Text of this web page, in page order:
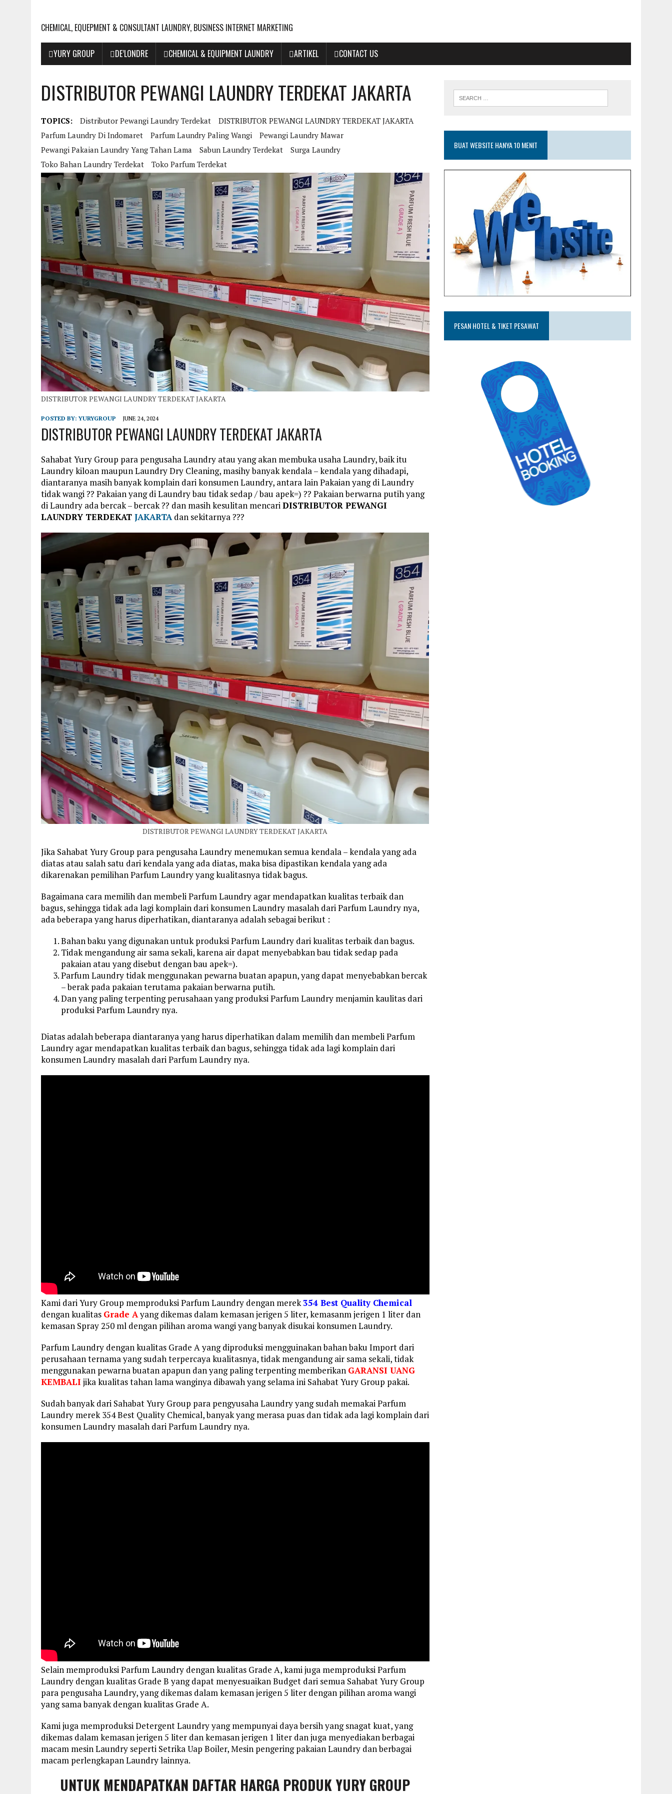
CHEMICAL, EQUEPMENT & CONSULTANT LAUNDRY, BUSINESS INTERNET MARKETING
YURY GROUP DE’LONDRE CHEMICAL & EQUIPMENT LAUNDRY ARTIKEL CONTACT US
DISTRIBUTOR PEWANGI LAUNDRY TERDEKAT JAKARTA
TOPICS: Distributor Pewangi Laundry Terdekat
DISTRIBUTOR PEWANGI LAUNDRY TERDEKAT JAKARTA
Parfum Laundry Di Indomaret
Parfum Laundry Paling Wangi
Pewangi Laundry Mawar
Pewangi Pakaian Laundry Yang Tahan Lama
Sabun Laundry Terdekat
Surga Laundry
Toko Bahan Laundry Terdekat
Toko Parfum Terdekat
DISTRIBUTOR PEWANGI LAUNDRY TERDEKAT JAKARTA
POSTED BY:YURYGROUP JUNE 24, 2024
DISTRIBUTOR PEWANGI LAUNDRY TERDEKAT JAKARTA
Sahabat Yury Group para pengusaha Laundry atau yang akan membuka usaha Laundry, baik itu
Laundry kiloan maupun Laundry Dry Cleaning, masihy banyak kendala – kendala yang dihadapi,
diantaranya masih banyak komplain dari konsumen Laundry, antara lain Pakaian yang di Laundry
tidak wangi ?? Pakaian yang di Laundry bau tidak sedap / bau apek=) ?? Pakaian berwarna putih yang
di Laundry ada bercak – bercak ?? dan masih kesulitan mencariDISTRIBUTOR PEWANGI
LAUNDRY TERDEKAT JAKARTAdan sekitarnya ???
DISTRIBUTOR PEWANGI LAUNDRY TERDEKAT JAKARTA
Jika Sahabat Yury Group para pengusaha Laundry menemukan semua kendala – kendala yang ada
diatas atau salah satu dari kendala yang ada diatas, maka bisa dipastikan kendala yang ada
dikarenakan pemilihan Parfum Laundry yang kualitasnya tidak bagus.
Bagaimana cara memilih dan membeli Parfum Laundry agar mendapatkan kualitas terbaik dan
bagus, sehingga tidak ada lagi komplain dari konsumen Laundry masalah dari Parfum Laundry nya,
ada beberapa yang harus diperhatikan, diantaranya adalah sebagai berikut :
Bahan baku yang digunakan untuk produksi Parfum Laundry dari kualitas terbaik dan bagus.
Tidak mengandung air sama sekali, karena air dapat menyebabkan bau tidak sedap pada
pakaian atau yang disebut dengan bau apek=).
Parfum Laundry tidak menggunakan pewarna buatan apapun, yang dapat menyebabkan bercak
– berak pada pakaian terutama pakaian berwarna putih.
Dan yang paling terpenting perusahaan yang produksi Parfum Laundry menjamin kaulitas dari
produksi Parfum Laundry nya.
Diatas adalah beberapa diantaranya yang harus diperhatikan dalam memilih dan membeli Parfum
Laundry agar mendapatkan kualitas terbaik dan bagus, sehingga tidak ada lagi komplain dari
konsumen Laundry masalah dari Parfum Laundry nya.
Kami dari Yury Group memproduksi Parfum Laundry dengan merek354 Best Quality Chemical
dengan kualitas Grade Ayang dikemas dalam kemasan jerigen 5 liter, kemasanm jerigen 1 liter dan
kemasan Spray 250 ml dengan pilihan aroma wangi yang banyak disukai konsumen Laundry.
Parfum Laundry dengan kualitas Grade A yang diproduksi mengguinakan bahan baku Import dari
perusahaan ternama yang sudah terpercaya kualitasnya, tidak mengandung air sama sekali, tidak
menggunakan pewarna buatan apapun dan yang paling terpenting memberikan GARANSI UANG
KEMBALI jika kualitas tahan lama wanginya dibawah yang selama ini Sahabat Yury Group pakai.
Sudah banyak dari Sahabat Yury Group para pengyusaha Laundry yang sudah memakai Parfum
Laundry merek 354 Best Quality Chemical, banyak yang merasa puas dan tidak ada lagi komplain dari
konsumen Laundry masalah dari Parfum Laundry nya.
Selain memproduksi Parfum Laundry dengan kualitas Grade A, kami juga memproduksi Parfum
Laundry dengan kualitas Grade B yang dapat menyesuaikan Budget dari semua Sahabat Yury Group
para pengusaha Laundry, yang dikemas dalam kemasan jerigen 5 liter dengan pilihan aroma wangi
yang sama banyak dengan kualitas Grade A.
Kami juga memproduksi Detergent Laundry yang mempunyai daya bersih yang snagat kuat, yang
dikemas dalam kemasan jerigen 5 liter dan kemasan jerigen 1 liter dan juga menyediakan berbagai
macam mesin Laundry seperti Setrika Uap Boiler, Mesin pengering pakaian Laundry dan berbagai
macam perlengkapan Laundry lainnya.
UNTUK MENDAPATKAN DAFTAR HARGA PRODUK YURY GROUP
BUAT WEBSITE HANYA 10 MENIT
PESAN HOTEL & TIKET PESAWAT